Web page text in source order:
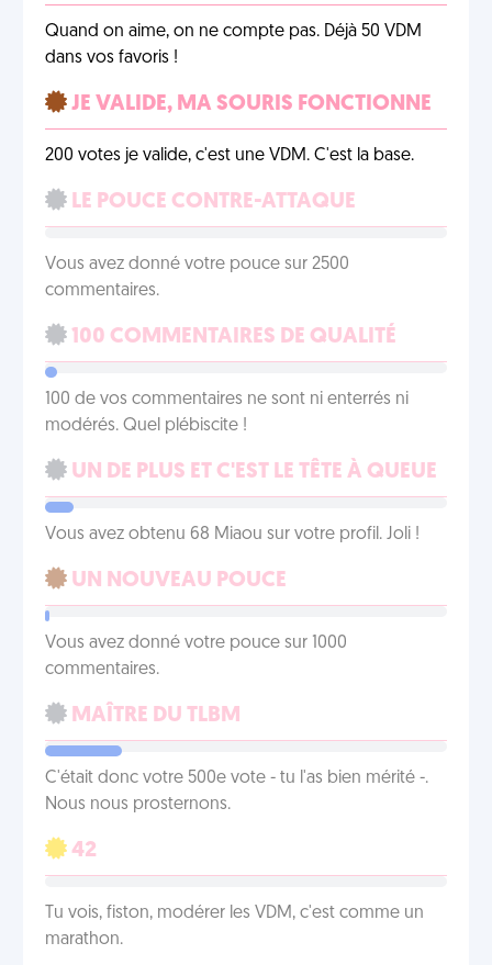
Quand on aime, on ne compte pas. Déjà 50 VDM
dans vos favoris !
JE VALIDE, MA SOURIS FONCTIONNE
200 votes je valide, c'est une VDM. C'est la base.
LE POUCE CONTRE-ATTAQUE
Vous avez donné votre pouce sur 2500
commentaires.
100 COMMENTAIRES DE QUALITÉ
100 de vos commentaires ne sont ni enterrés ni
modérés. Quel plébiscite !
UN DE PLUS ET C'EST LE TÊTE À QUEUE
Vous avez obtenu 68 Miaou sur votre profil. Joli !
UN NOUVEAU POUCE
Vous avez donné votre pouce sur 1000
commentaires.
MAÎTRE DU TLBM
C'était donc votre 500e vote - tu l'as bien mérité -.
Nous nous prosternons.
42
Tu vois, fiston, modérer les VDM, c'est comme un
marathon.